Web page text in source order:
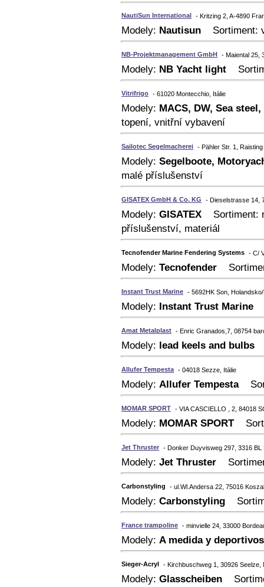
NautiSun International - Kritzing 2, A-4890
Modely: Nautisun Sortiment:
NB-Projektmanagement GmbH - Maiental 25,
Modely: NB Yacht light
Vitrifrigo - 61020 Montecchio, Itálie
Modely: MACS, DW, Sea
topení, vnitřní vybavení
Sailotec Segelmacherei - Pähler Str. 1,
Modely: Segelboote,
malé příslušenství
GISATEX GmbH & Co. KG - Dieselstrasse 14,
Modely: GISATEX Sortiment:
příslušenství, materiál
Tecnofender Marine Fendering Systems - C/
Modely: Tecnofender
Instant Trust Marine - 5692HK Son,
Modely: Instant Trust Marine
Amat Metalplast - Enric Granados,7, 08754
Modely: lead keels and bulbs
Allufer Tempesta - 04018 Sezze, Itálie
Modely: Allufer Tempesta
MOMAR SPORT - VIA CASCIELLO , 2, 84018
Modely: MOMAR SPORT
Jet Thruster - Donker Duyvisweg 297, 3316
Modely: Jet Thruster
Carbonstyling - ul.Wl.Andersa 22, 75016
Modely: Carbonstyling
France trampoline - minvielle 24, 33000
Modely: A medida y
Sieger-Acryl - Kirchbuschweg 1, 30926 Seelze,
Modely: Glasscheiben